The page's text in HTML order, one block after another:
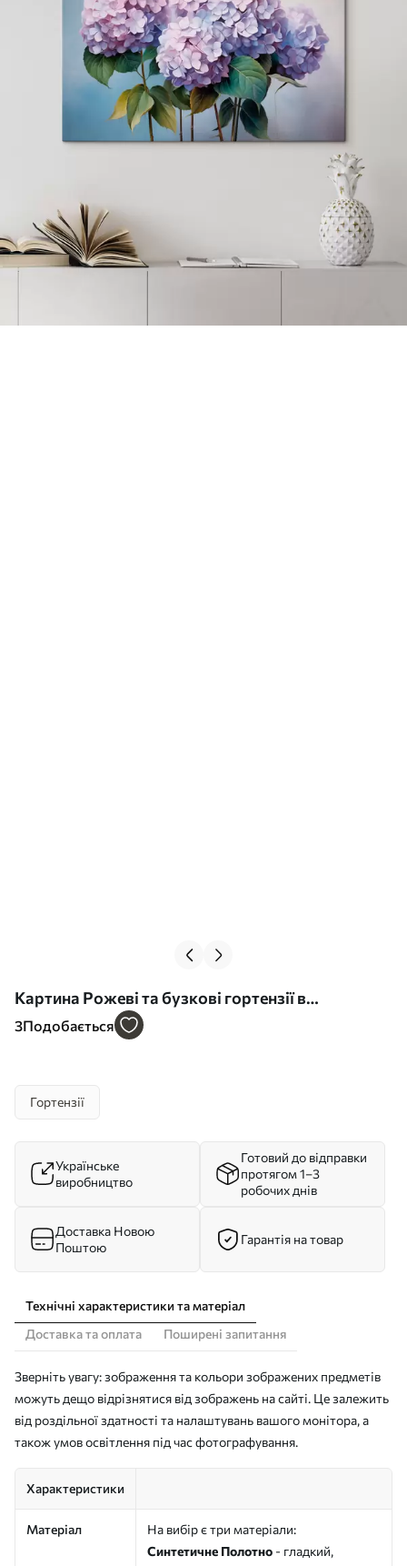
Картина Рожеві та бузкові гортензії в
живописному стилі Арт. s45055
3Подобається
Гортензії
Українське
виробництво
Готовий до відправки
протягом 1–3
робочих днів
Доставка Новою
Поштою
Гарантія на товар
Технічні характеристики та матеріал
Доставка та оплата
Поширені запитання
Зверніть увагу: зображення та кольори зображених предметів
можуть дещо відрізнятися від зображень на сайті. Це залежить
від роздільної здатності та налаштувань вашого монітора, а
також умов освітлення під час фотографування.
Характеристики
Матеріал
На вибір є три матеріали:
Синтетичне Полотно - гладкий,